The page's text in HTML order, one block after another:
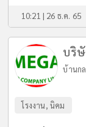
10:21 | 26 ธ.ค. 65
บริษั
บ้านก
โรงงาน, นิคม